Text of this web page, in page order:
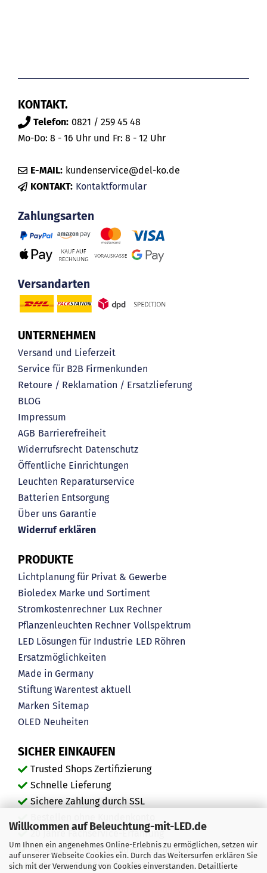
Willkommen auf Beleuchtung-mit-LED.de
Um Ihnen ein angenehmes Online-Erlebnis zu ermöglichen, setzen wir
auf unserer Webseite Cookies ein. Durch das Weitersurfen erklären Sie
sich mit der Verwendung von Cookies einverstanden. Detaillierte
KONTAKT.
Telefon: 0821 / 259 45 48
Mo-Do: 8 - 16 Uhr und Fr: 8 - 12 Uhr
E-MAIL: kundenservice@del-ko.de
KONTAKT: Kontaktformular
Zahlungsarten
Versandarten
UNTERNEHMEN
Versand und Lieferzeit
Service für B2B Firmenkunden
Retoure / Reklamation / Ersatzlieferung
BLOG
Impressum
AGB Barrierefreiheit
Widerrufsrecht Datenschutz
Öffentliche Einrichtungen
Leuchten Reparaturservice
Batterien Entsorgung
Über uns Garantie
Widerruf erklären
PRODUKTE
Lichtplanung für Privat & Gewerbe
Bioledex Marke und Sortiment
Stromkostenrechner Lux Rechner
Pflanzenleuchten Rechner Vollspektrum
LED Lösungen für Industrie LED Röhren
Ersatzmöglichkeiten
Made in Germany
Stiftung Warentest aktuell
Marken Sitemap
OLED Neuheiten
SICHER EINKAUFEN
Trusted Shops Zertifizierung
Schnelle Lieferung
Sichere Zahlung durch SSL
20 Jahre Fachservice-Erfahrung
"Ausgezeichnete" Kundenmeinungen
Mehr als 450.000 zufriedene Kunden